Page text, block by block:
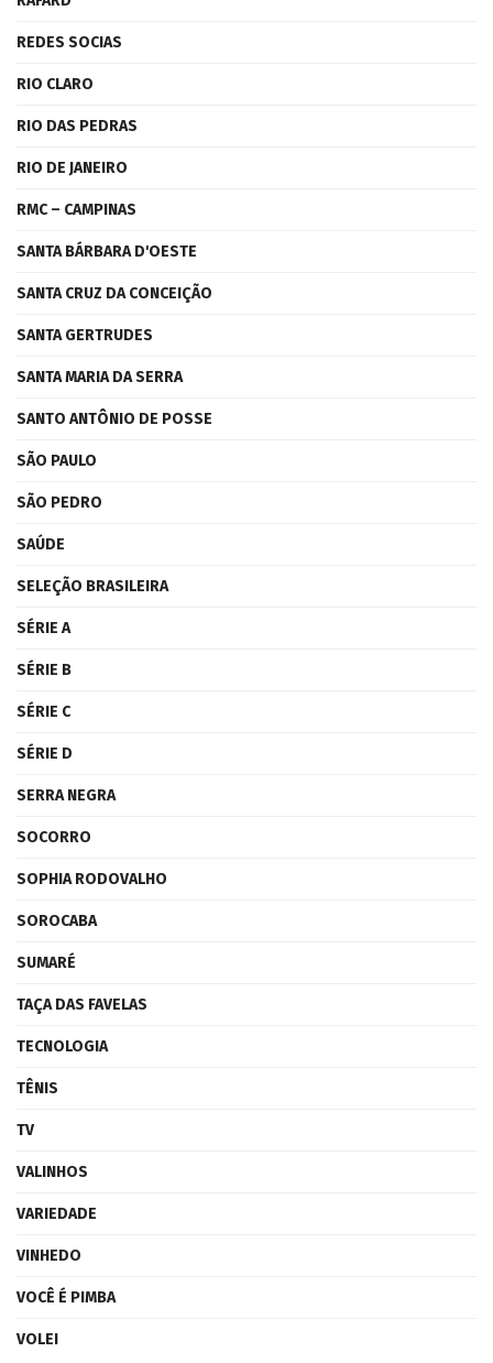
REDES SOCIAS
RIO CLARO
RIO DAS PEDRAS
RIO DE JANEIRO
RMC – CAMPINAS
SANTA BÁRBARA D'OESTE
SANTA CRUZ DA CONCEIÇÃO
SANTA GERTRUDES
SANTA MARIA DA SERRA
SANTO ANTÔNIO DE POSSE
SÃO PAULO
SÃO PEDRO
SAÚDE
SELEÇÃO BRASILEIRA
SÉRIE A
SÉRIE B
SÉRIE C
SÉRIE D
SERRA NEGRA
SOCORRO
SOPHIA RODOVALHO
SOROCABA
SUMARÉ
TAÇA DAS FAVELAS
TECNOLOGIA
TÊNIS
TV
VALINHOS
VARIEDADE
VINHEDO
VOCÊ É PIMBA
VOLEI